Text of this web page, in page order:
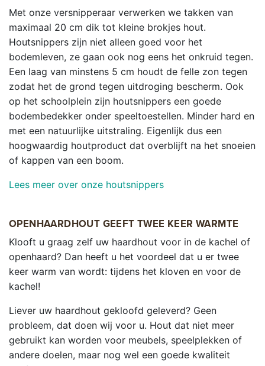
Met onze versnipperaar verwerken we takken van
maximaal 20 cm dik tot kleine brokjes hout.
Houtsnippers zijn niet alleen goed voor het
bodemleven, ze gaan ook nog eens het onkruid tegen.
Een laag van minstens 5 cm houdt de felle zon tegen
zodat het de grond tegen uitdroging bescherm. Ook
op het schoolplein zijn houtsnippers een goede
bodembedekker onder speeltoestellen. Minder hard en
met een natuurlijke uitstraling. Eigenlijk dus een
hoogwaardig houtproduct dat overblijft na het snoeien
of kappen van een boom.
Lees meer over onze houtsnippers
OPENHAARDHOUT GEEFT TWEE KEER WARMTE
Klooft u graag zelf uw haardhout voor in de kachel of
openhaard? Dan heeft u het voordeel dat u er twee
keer warm van wordt: tijdens het kloven en voor de
kachel!
Liever uw haardhout gekloofd geleverd? Geen
probleem, dat doen wij voor u. Hout dat niet meer
gebruikt kan worden voor meubels, speelplekken of
andere doelen, maar nog wel een goede kwaliteit